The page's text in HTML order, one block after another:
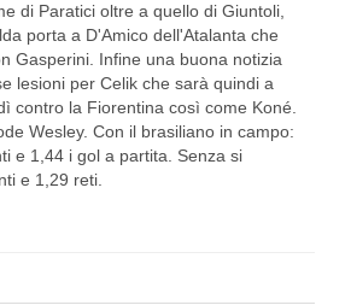
di Paratici oltre a quello di Giuntoli,
porta a D'Amico dell'Atalanta che
Gasperini. Infine una buona notizia
lesioni per Celik che sarà quindi a
contro la Fiorentina così come Koné.
Wesley. Con il brasiliano in campo:
e 1,44 i gol a partita. Senza si
e 1,29 reti.